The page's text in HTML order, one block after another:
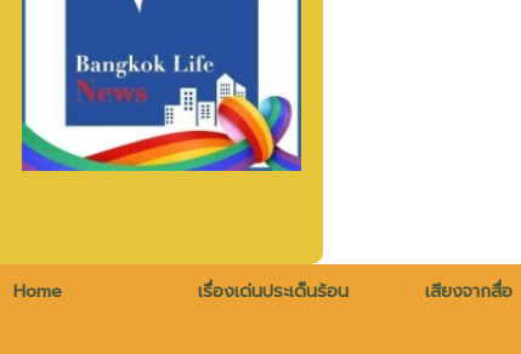
Home เรื่องเด่นประเด็นร้อน เสียงจากสื่อ